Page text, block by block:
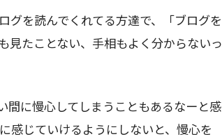
グを読んでくれてる方達で、「ブログを
見たことない、手相もよく分からないっ
間に慢心してしまうこともあるなーと感
感じていけるようにしないと、慢心を